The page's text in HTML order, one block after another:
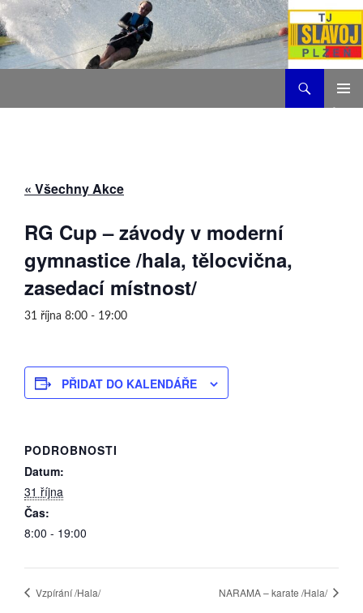
« Všechny Akce
RG Cup – závody v moderní
gymnastice /hala, tělocvična,
zasedací místnost/
31 října 8:00 - 19:00
PŘIDAT DO KALENDÁŘE
PODROBNOSTI
Datum:
31 října
Čas:
8:00 - 19:00
Vzpírání /Hala/ NARAMA – karate /Hala/